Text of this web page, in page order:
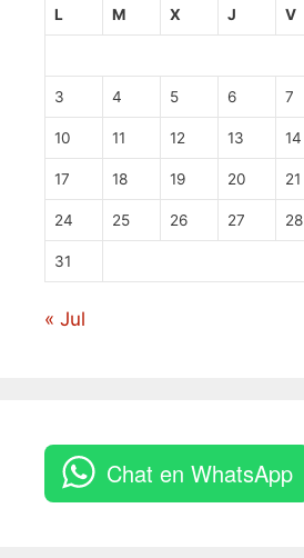
L M X J V
3 4 5 6 7
10 11 12 13 14
17 18 19 20 21
24 25 26 27 28
31
« Jul
Chat en WhatsApp